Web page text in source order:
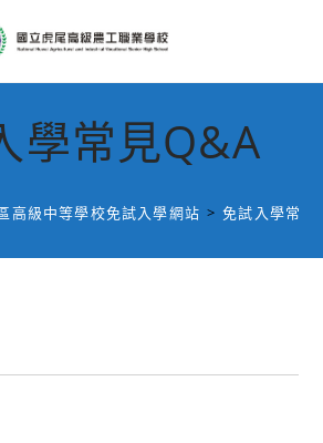
學常見Q&A
高級中等學校免試入學網站 > 免試入學常見